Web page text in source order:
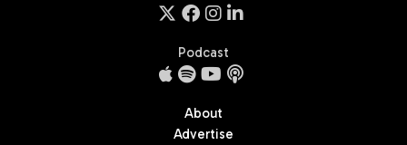
Podcast
About
Advertise